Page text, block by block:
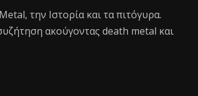
την Ιστορία και τα πιτόγυρα.
ακούγοντας death metal και